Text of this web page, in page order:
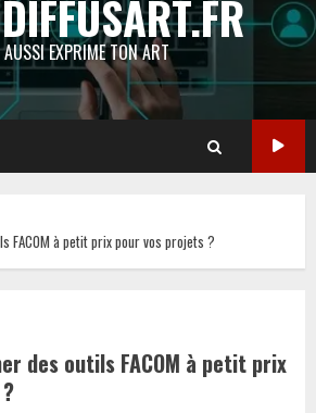
EXPRIME TON ART
FACOM à petit prix pour vos projets ?
des outils FACOM à petit prix